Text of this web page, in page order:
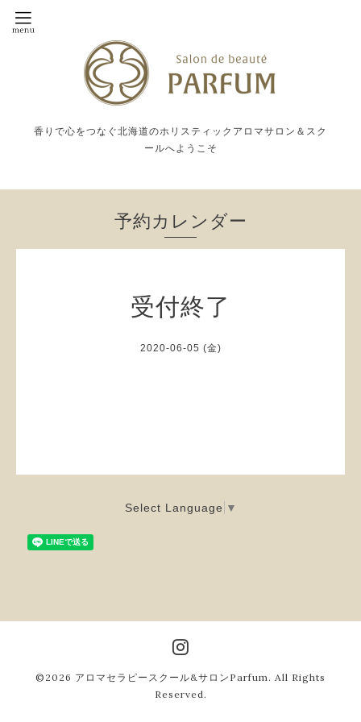
香りで心をつなぐ北海道のホリスティックアロマサロン＆スク
ールへようこそ
予約カレンダー
受付終了
2020-06-05 (金)
Select Language ▼
©2026 アロマセラピースクール&サロンParfum . All Rights
Reserved.